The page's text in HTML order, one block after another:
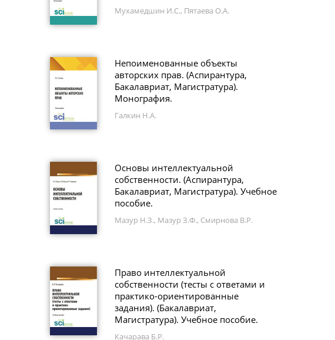
Мухамедшин И.С., Пятаева О.А.
Непоименованные объекты
авторских прав. (Аспирантура,
Бакалавриат, Магистратура).
Монография.
Галкин Н.А.
Основы интеллектуальной
собственности. (Аспирантура,
Бакалавриат, Магистратура). Учебное
пособие.
Мазур Н.З., Мазур З.Ф., Смирнова В.Р.
Право интеллектуальной
собственности (тесты с ответами и
практико-ориентированные
задания). (Бакалавриат,
Магистратура). Учебное пособие.
Качарава Б.Р.